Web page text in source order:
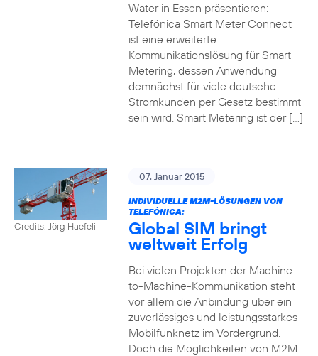
Water in Essen präsentieren:
Telefónica Smart Meter Connect
ist eine erweiterte
Kommunikationslösung für Smart
Metering, dessen Anwendung
demnächst für viele deutsche
Stromkunden per Gesetz bestimmt
sein wird. Smart Metering ist der […]
Credits: Jörg Haefeli
07. Januar 2015
INDIVIDUELLE M2M-LÖSUNGEN VON
TELEFÓNICA:
Global SIM bringt
weltweit Erfolg
Bei vielen Projekten der Machine-
to-Machine-Kommunikation steht
vor allem die Anbindung über ein
zuverlässiges und leistungsstarkes
Mobilfunknetz im Vordergrund.
Doch die Möglichkeiten von M2M